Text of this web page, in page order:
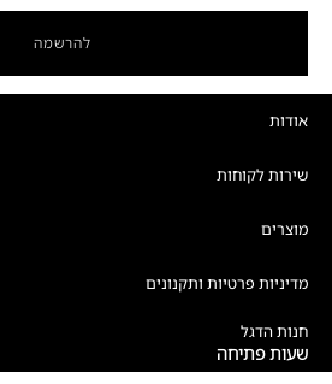
להרשמה
אודות
שירות לקוחות
מוצרים
מדיניות פרטיות ותקנונים
חנות הדגל
שעות פתיחה